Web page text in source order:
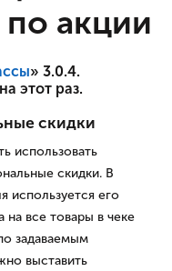
по акции
» 3.0.4.
этот раз.
скидки
использовать
скидки. В
используется его
все товары в чеке
задаваемым
выставить